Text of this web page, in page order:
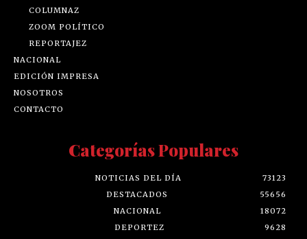
COLUMNAZ
ZOOM POLÍTICO
REPORTAJEZ
NACIONAL
EDICIÓN IMPRESA
NOSOTROS
CONTACTO
Categorías Populares
NOTICIAS DEL DÍA
73123
DESTACADOS
55656
NACIONAL
18072
DEPORTEZ
9628